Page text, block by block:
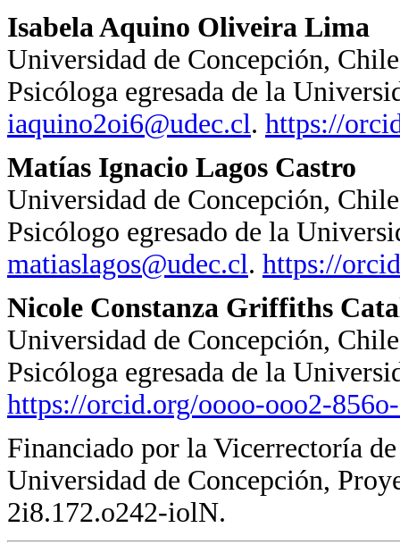
Isabela Aquino Oliveira Lima
Universidad de Concepción, Chile
Psicóloga egresada de la
iaquino2oi6@udec.cl. https://
Matías Ignacio Lagos Castro
Universidad de Concepción, Chile
Psicólogo egresado de la
matiaslagos@udec.cl. https://
Nicole Constanza Griffiths
Universidad de Concepción, Chile
Psicóloga egresada de la
https://orcid.org/oooo-ooo2-
Financiado por la Vicerrectoría
Universidad de Concepción,
2i8.172.o242-iolN.